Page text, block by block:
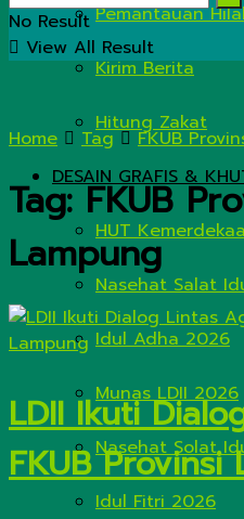
Pemantauan
Kirim Berita
Hitung Zakat
DESAIN GRAFIS &
HUT
Nasehat Salat
Idul Adha 2026
Munas LDII 2026
Nasehat Solat
Idul Fitri 2026
No Result
View All Result
Home Tag FKUB
Tag:FKUB
Lampung
LDII Ikuti
FKUB Provinsi